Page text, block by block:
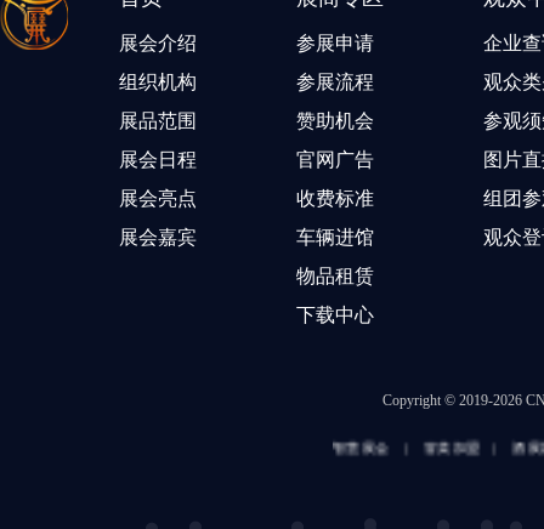
展会介绍
组织机构
展品范围
展会日程
展会亮点
展会嘉宾
参展申请
参展流程
赞助机会
官网广告
收费标准
车辆进馆
物品租赁
下载中心
企业
观众
参观
图片
组团
观众
Copyright © 2019-2026
智慧展会 | 冒菜加盟 | 酒展网 |